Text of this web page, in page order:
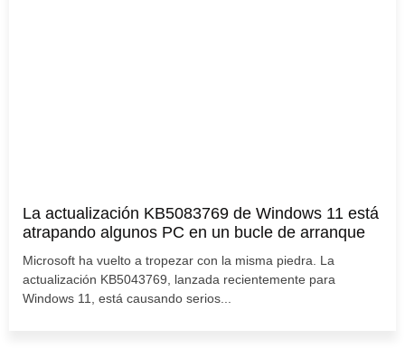
La actualización KB5083769 de Windows 11 está
atrapando algunos PC en un bucle de arranque
Microsoft ha vuelto a tropezar con la misma piedra. La
actualización KB5043769, lanzada recientemente para
Windows 11, está causando serios...